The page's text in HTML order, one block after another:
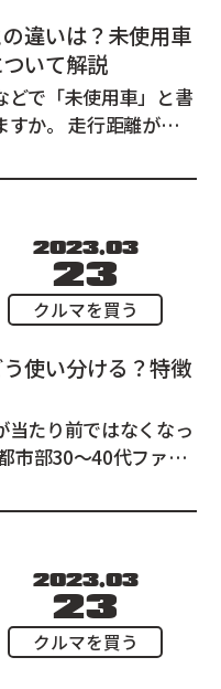
違いは？未使用車
いて解説
どで「未使用車」と書
距離が少
との違いや購入す...
2023.03
23
クルマを買う
使い分ける？特徴
当たり前ではなくなっ
市部30〜40代ファミ
ほど顕著な傾向といえ
ーリース、カー...
2023.03
23
クルマを買う